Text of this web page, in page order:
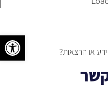
או הרצאות?